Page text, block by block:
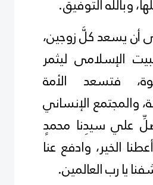
وبالله التوفيق.
أن يسعد كلَّ زوجين،
الإسلامى ليثمر
فتسعد الأمة
والمجتمع الإنساني
علي سيدِنا محمدٍ
الخير، وادفع عنا
يا رب العالمين.